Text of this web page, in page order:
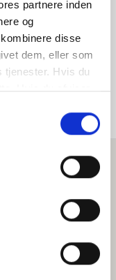
partnere inden
og
disse
dem, eller som
tjenester. Hvis du
Hvis du afviser
dine